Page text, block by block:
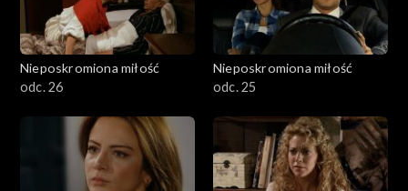
Nieposkromiona miłość
odc. 26
Nieposkromiona miłość
odc. 25